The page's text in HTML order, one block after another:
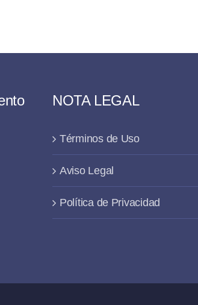
NOTA LEGAL
Términos de Uso
Aviso Legal
Política de Privacidad